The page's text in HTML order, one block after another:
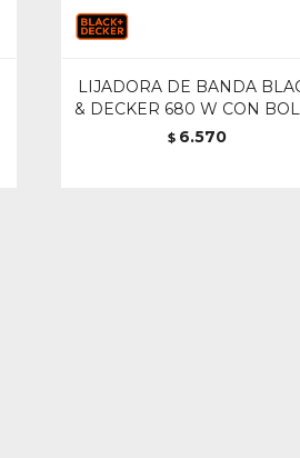
LIJADORA DE BANDA
& DECKER 680 W CON
$ 6.570